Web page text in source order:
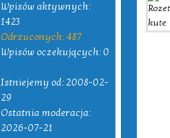
Wpisów aktywnych:
1423
Odrzuconych: 487
Wpisów oczekujących: 0
Istniejemy od: 2008-02-
29
Ostatnia moderacja:
2026-07-21